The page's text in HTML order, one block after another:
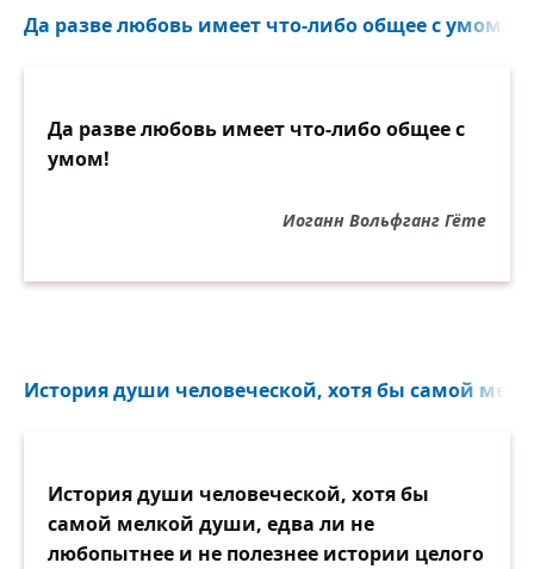
Да разве любовь имеет что-либо общее с умом!..
Да разве любовь имеет что-либо общее с
умом!
Иоганн Вольфганг Гёте
История души человеческой, хотя бы самой
История души человеческой, хотя бы
самой мелкой души, едва ли не
любопытнее и не полезнее истории целого